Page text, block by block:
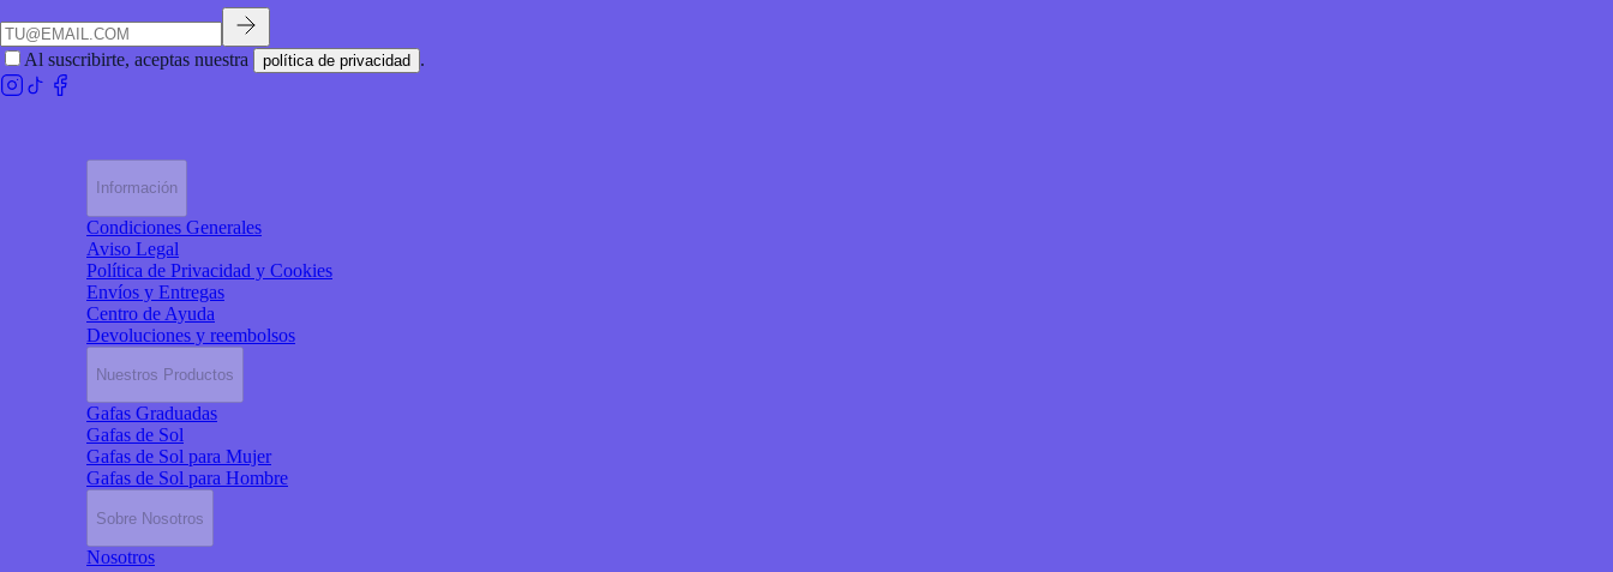
Al suscribirte, aceptas nuestra política de privacidad .
Información
Condiciones Generales
Aviso Legal
Política de Privacidad y Cookies
Envíos y Entregas
Centro de Ayuda
Devoluciones y reembolsos
Nuestros Productos
Gafas Graduadas
Gafas de Sol
Gafas de Sol para Mujer
Gafas de Sol para Hombre
Sobre Nosotros
Nosotros